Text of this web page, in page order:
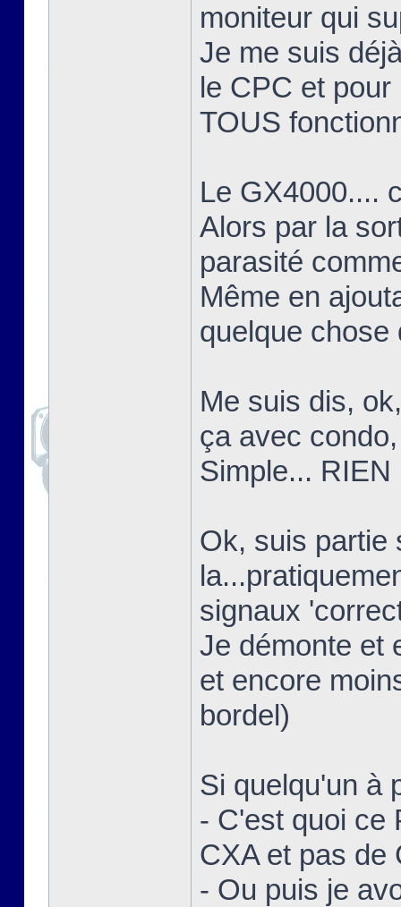
moniteur qui
Je me suis
le CPC et pour
TOUS
Le GX4000....
Alors par la
parasité
Même en
quelque chose
Me suis dis,
ça avec
Simple...
Ok, suis partie
signaux
Je démonte et
et encore
bordel)
Si quelqu'un à
- C'est quoi ce
CXA et pas de
- Ou puis je